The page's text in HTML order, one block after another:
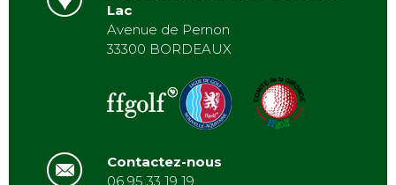
Lac
Avenue de Pernon
33300 BORDEAUX
Contactez-nous
06 95 33 19 19